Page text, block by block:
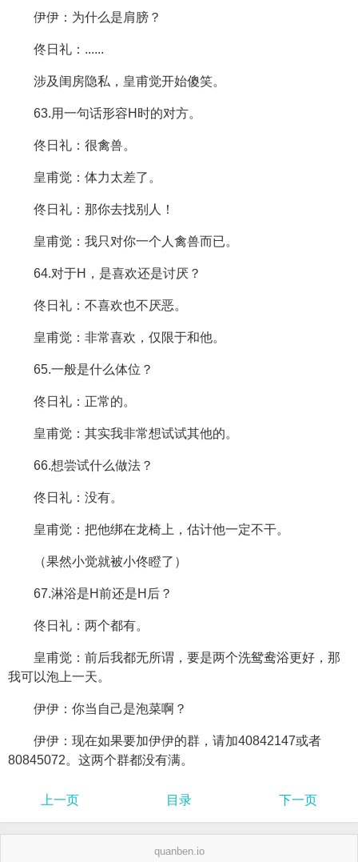
伊伊：为什么是肩膀？
佟日礼：......
涉及闺房隐私，皇甫觉开始傻笑。
63.用一句话形容H时的对方。
佟日礼：很禽兽。
皇甫觉：体力太差了。
佟日礼：那你去找别人！
皇甫觉：我只对你一个人禽兽而已。
64.对于H，是喜欢还是讨厌？
佟日礼：不喜欢也不厌恶。
皇甫觉：非常喜欢，仅限于和他。
65.一般是什么体位？
佟日礼：正常的。
皇甫觉：其实我非常想试试其他的。
66.想尝试什么做法？
佟日礼：没有。
皇甫觉：把他绑在龙椅上，估计他一定不干。
（果然小觉就被小佟瞪了）
67.淋浴是H前还是H后？
佟日礼：两个都有。
皇甫觉：前后我都无所谓，要是两个洗鸳鸯浴更好，那
我可以泡上一天。
伊伊：你当自己是泡菜啊？
伊伊：现在如果要加伊伊的群，请加40842147或者
80845072。这两个群都没有满。
上一页 目录 下一页
quanben.io